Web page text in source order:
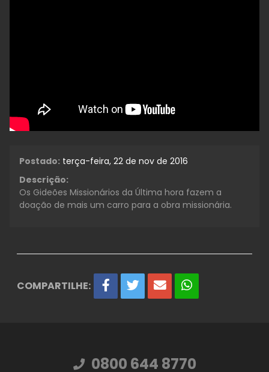
Postado: terça-feira, 22 de nov de 2016
Descrição:
Os Gideões Missionários da Última hora fazem a
doação de mais um carro para a obra missionária.
COMPARTILHE:
0800 644 8770